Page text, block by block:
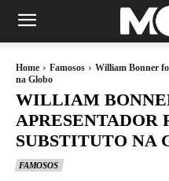
Home Famosos
William Bonner
na Globo
WILLIAM
APRESENTADOR
SUBSTITUTO NA
FAMOSOS